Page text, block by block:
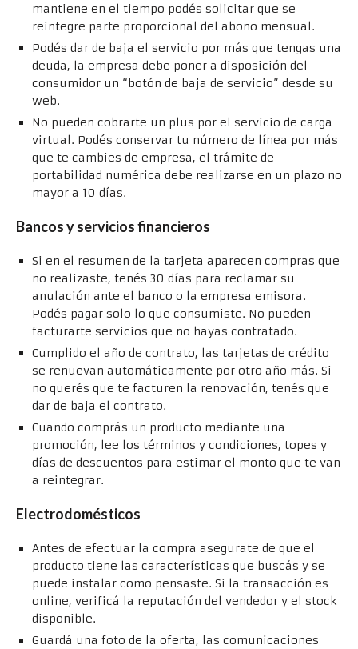
mantiene en el tiempo podés solicitar que se
reintegre parte proporcional del abono mensual.
Podés dar de baja el servicio por más que tengas una
deuda, la empresa debe poner a disposición del
consumidor un “botón de baja de servicio” desde su
web.
No pueden cobrarte un plus por el servicio de carga
virtual. Podés conservar tu número de línea por más
que te cambies de empresa, el trámite de
portabilidad numérica debe realizarse en un plazo no
mayor a 10 días.
Bancos y servicios financieros
Si en el resumen de la tarjeta aparecen compras que
no realizaste, tenés 30 días para reclamar su
anulación ante el banco o la empresa emisora.
Podés pagar solo lo que consumiste. No pueden
facturarte servicios que no hayas contratado.
Cumplido el año de contrato, las tarjetas de crédito
se renuevan automáticamente por otro año más. Si
no querés que te facturen la renovación, tenés que
dar de baja el contrato.
Cuando comprás un producto mediante una
promoción, lee los términos y condiciones, topes y
días de descuentos para estimar el monto que te van
a reintegrar.
Electrodomésticos
Antes de efectuar la compra asegurate de que el
producto tiene las características que buscás y se
puede instalar como pensaste. Si la transacción es
online, verificá la reputación del vendedor y el stock
disponible.
Guardá una foto de la oferta, las comunicaciones